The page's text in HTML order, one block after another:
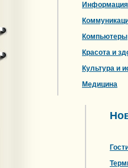
Информация
Компьютеры
Красота и
Культура и
Медицина